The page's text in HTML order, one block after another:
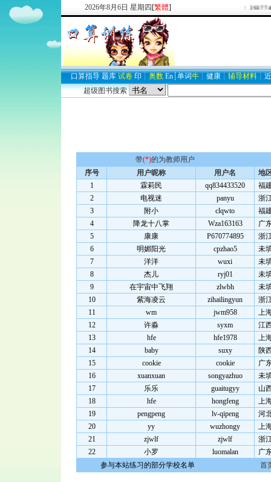
2026年8月 6日 星期四 [繁體]
口算指导 题库 试卷 印 ┊ 奥数 En ┊ 单词牛 ┊ 健康 ┊ 辅导材料 ┊
超级图书搜索
带(*)的为教师用户
序号
用户昵称 用户名
地
1
霖莉民 qq834433520
福
2
电视迷 panyu
浙
3
附小 clqwto
福
4
降龙十八掌 Wza163163
广
5
康康 P670774895
浙
6
明媚阳光 cpzhao5
未
7
洋洋 wuxi
未
8
杰儿 ryj01
未
9
在宇宙中飞翔 zlwbh
未
10
紫海凌云 zihailingyun
浙
11
wm jwm958
上
12
许淼 syxm
江
13
hfe hfe1978
上
14
baby suxy
陕
15
cookie cookie
广
16
xuanxuan songyazhuo
未
17
乐乐 guaitugyy
山
18
hfe hongfeng
上
19
pengpeng lv-qipeng
河
20
yy wuzhongy
上
21
zjwlf zjwlf
浙
22
小罗 luomalan
广
参与本站练习的部分学校名单
首